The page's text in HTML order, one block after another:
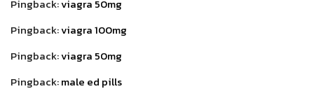
Pingback:viagra 50mg
Pingback:viagra 100mg
Pingback:viagra 50mg
Pingback:male ed pills